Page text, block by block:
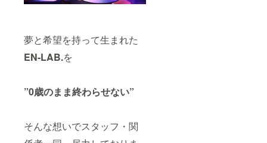
夢と希望を持って生まれた
EN-LAB.を
”0歳のまま終わらせない”
そんな想いでスタッフ・関